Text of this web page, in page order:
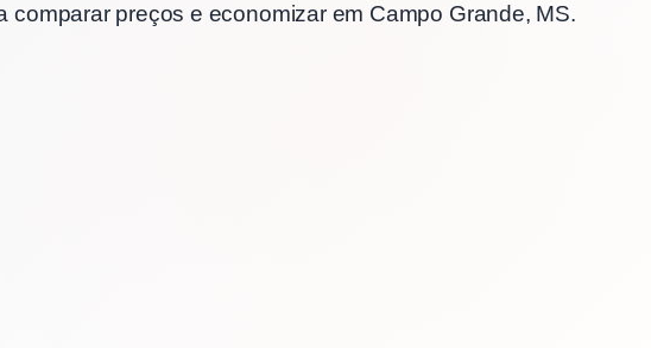
comparar preços e economizarem Campo Grande, MS.